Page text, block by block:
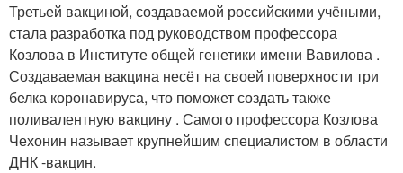
Третьей вакциной, создаваемой российскими учёными,
стала разработка под руководством профессора
Козлова в Институте общей генетики имени Вавилова .
Создаваемая вакцина несёт на своей поверхности три
белка коронавируса, что поможет создать также
поливалентную вакцину . Самого профессора Козлова
Чехонин называет крупнейшим специалистом в области
ДНК -вакцин.